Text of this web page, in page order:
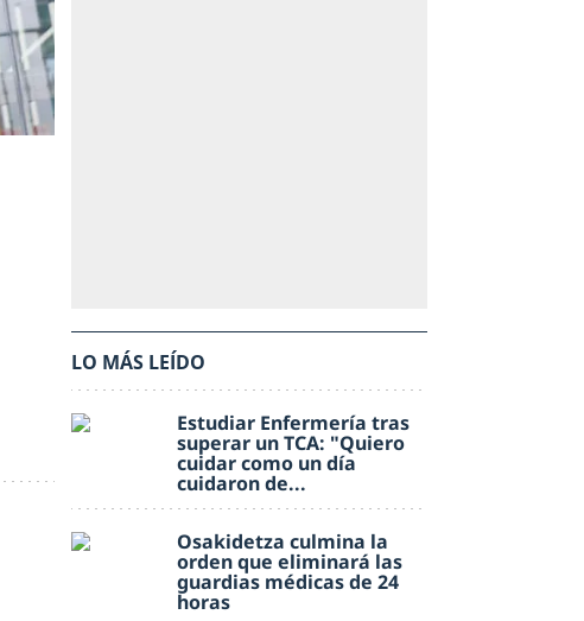
LO MÁS LEÍDO
Estudiar Enfermería tras
superar un TCA: "Quiero
cuidar como un día
cuidaron de...
Osakidetza culmina la
orden que eliminará las
guardias médicas de 24
horas